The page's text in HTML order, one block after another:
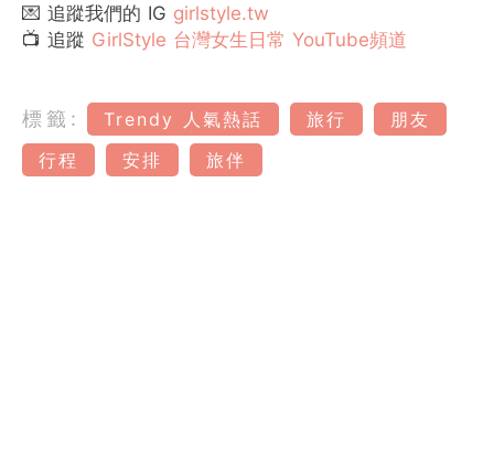
💌 追蹤我們的 IG girlstyle.tw
📺 追蹤 GirlStyle 台灣女生日常 YouTube頻道
標籤: Trendy 人氣熱話 旅行
朋友
行程
安排 旅伴